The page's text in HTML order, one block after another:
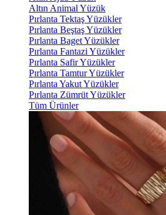
Altın Animal Yüzük
Pırlanta Tektaş Yüzükler
Pırlanta Beştaş Yüzükler
Pırlanta Baget Yüzükler
Pırlanta Fantazi Yüzükler
Pırlanta Safir Yüzükler
Pırlanta Tamtur Yüzükler
Pırlanta Yakut Yüzükler
Pırlanta Zümrüt Yüzükler
Tüm Ürünler